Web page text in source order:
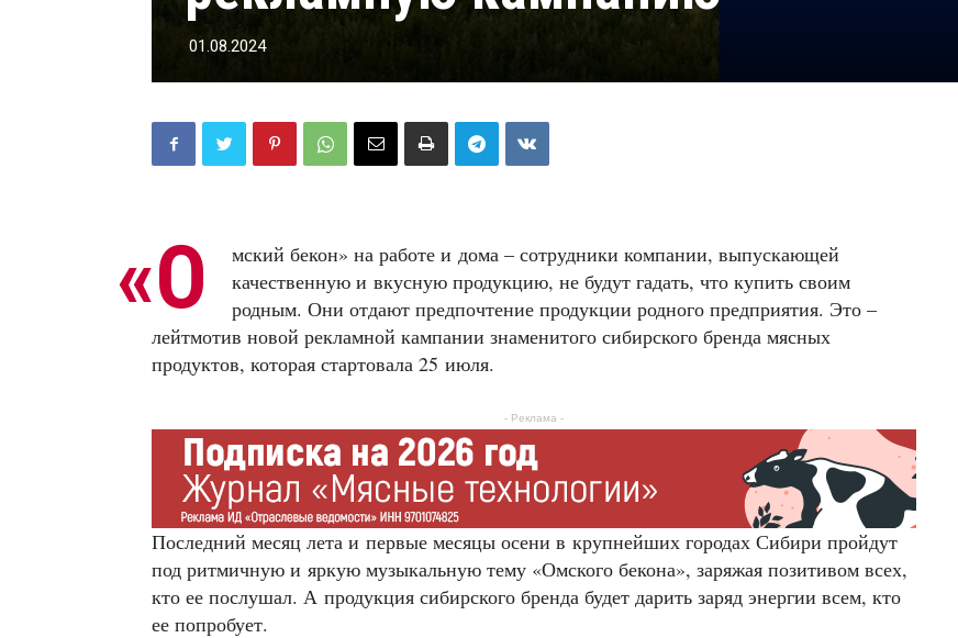
01.08.2024
«О
мский бекон» на работе и дома – сотрудники компании, выпускающей
качественную и вкусную продукцию, не будут гадать, что купить своим
родным. Они отдают предпочтение продукции родного предприятия. Это –
лейтмотив новой рекламной кампании знаменитого сибирского бренда мясных
продуктов, которая стартовала 25 июля.
- Реклама -
Последний месяц лета и первые месяцы осени в крупнейших городах Сибири пройдут
под ритмичную и яркую музыкальную тему «Омского бекона», заряжая позитивом всех,
кто ее послушал. А продукция сибирского бренда будет дарить заряд энергии всем, кто
ее попробует.